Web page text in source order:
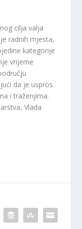
cilja valja
radnih mjesta,
kategorije
vrijeme
da je uspros
i traženjima.
Vlada